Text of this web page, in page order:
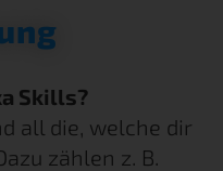
Skills?
all die, welche dir
zählen z. B.